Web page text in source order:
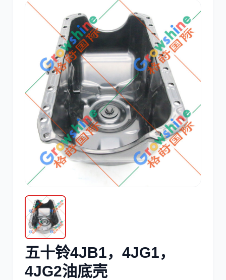
沃尔沃 康明斯
日立 久保田
洋马
五十铃4JB1，4JG1，
4JG2油底壳